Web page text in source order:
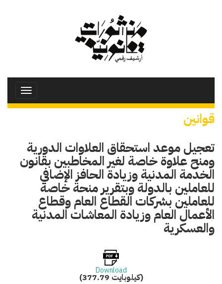
Toggle
قوانين
تعجيل موعد استحقاق العلاوات الدورية
ومنح علاوة خاصة لغير المخاطبين بقانون
الخدمة المدنية وزيادة الحافز الإضافي
للعاملين بالدولة وبتقرير منحة خاصة
للعاملين بشركات القطاع العام وقطاع
الأعمال العام وزيادة المعاشات المدنية
والعسكرية
Download
(377.79 كيلوبايت)